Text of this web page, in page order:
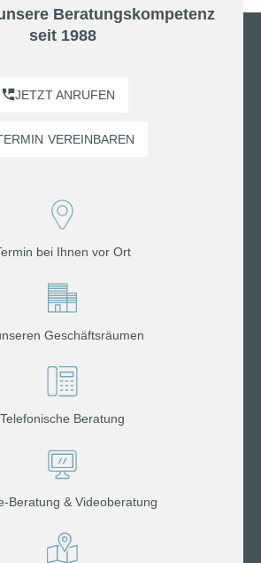
Beratungskompetenz
seit 1988
JETZT ANRUFEN
VEREINBAREN
bei Ihnen vor Ort
Geschäftsräumen
Telefonische Beratung
Beratung & Videoberatung